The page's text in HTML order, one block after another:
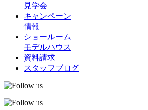
見学会
キャンペーン
情報
ショールーム
モデルハウス
資料請求
スタッフブログ